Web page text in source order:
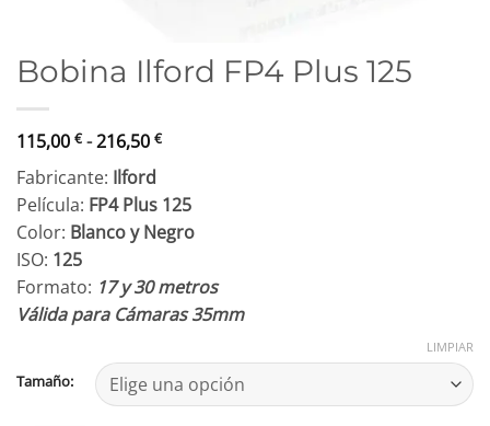
Bobina Ilford FP4 Plus 125
115,00 € -216,50 €Rango
precios:
desde
115,00 €
hasta
216,50 €
Fabricante: Ilford
Película: FP4 Plus 125
Color: Blanco y Negro
ISO: 125
Formato: 17 y 30 metros
Válida para Cámaras 35mm
Tamaño:
LIMPIAR